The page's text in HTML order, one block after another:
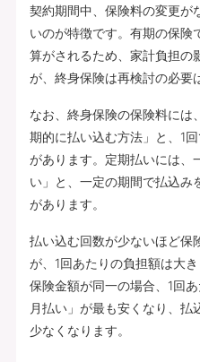
契約期間中、保険料の変更が
いのが特徴です。有期の保険
算がされるため、家計負担の
が、終身保険は再検討の必要
なお、終身保険の保険料には
期的に払い込む方法」と、1
があります。定期払いには、
い」と、一定の期間で払込
があります。
払い込む回数が少ないほど保
が、1回あたりの負担額は大
保険金額が同一の場合、1回
月払い」が最も安くなり、払
少なくなります。